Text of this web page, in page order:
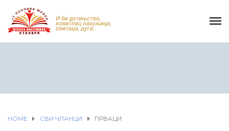
HOME СВИ ЧЛАНЦИ ПРВАЦИ